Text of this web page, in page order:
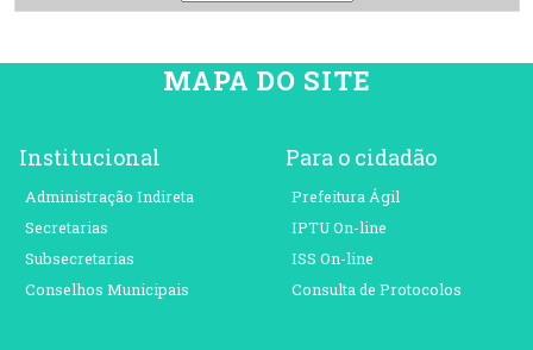
MAPA DO SITE
Institucional
Administração Indireta
Secretarias
Subsecretarias
Conselhos Municipais
Para o cidadão
Prefeitura Ágil
IPTU On-line
ISS On-line
Consulta de Protocolos